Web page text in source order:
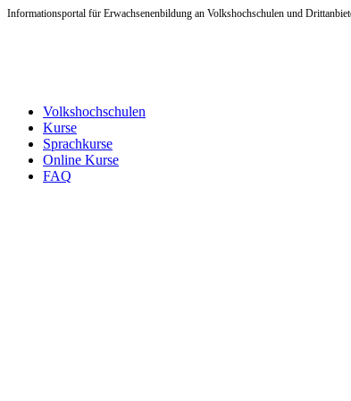
Informationsportal für Erwachsenenbildung an Volkshochschulen und
Volkshochschulen
Kurse
Sprachkurse
Online Kurse
FAQ